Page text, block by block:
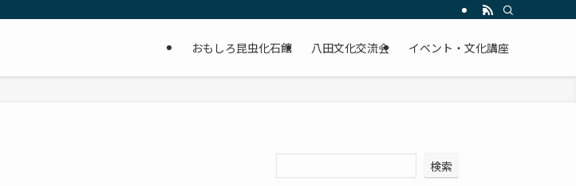
おもしろ昆虫化石館 八田文化交流会 イベント・文化講座
検索